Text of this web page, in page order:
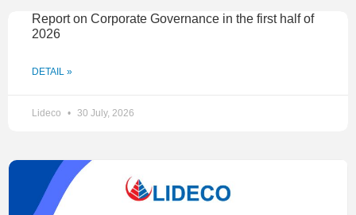
Tờ trình số lượng thành viên Hội đồng quản trị
Thông báo về việc đề cử, ứng cử thành viên độc lập
Mẫu thông tin ứng viên
Dự thảo Biên bản Đại hội
Dự thảo nghị quyết Đại hội.
Report on Corporate Governance in the first half of
2026
DETAIL »
Lideco 30 July, 2026